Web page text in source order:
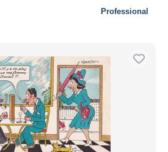
Professional